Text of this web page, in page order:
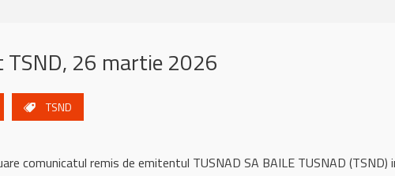
TSND, 26 martie 2026
TSND
comunicatul remis de emitentul TUSNAD SA BAILE TUSNAD